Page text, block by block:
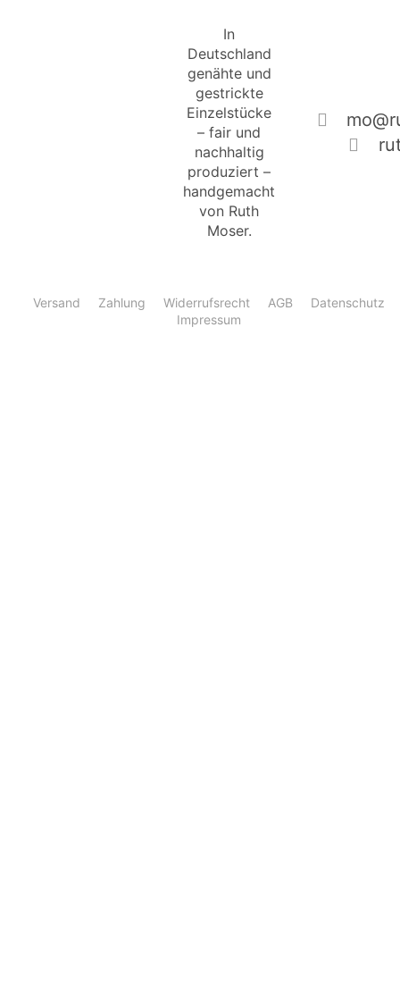
In
Deutschland
genähte und
gestrickte
Einzelstücke
– fair und
nachhaltig
produziert –
handgemacht
von Ruth
Moser.
Versand Zahlung Widerrufsrecht AGB
Datenschutz
Impressum